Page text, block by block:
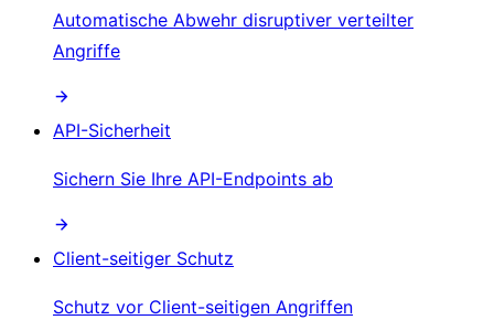
Automatische Abwehr disruptiver verteilter
Angriffe
API-Sicherheit
Sichern Sie Ihre API-Endpoints ab
Client-seitiger Schutz
Schutz vor Client-seitigen Angriffen